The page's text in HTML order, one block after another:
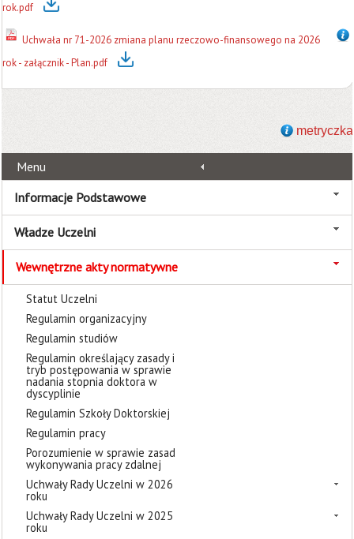
rok.pdf
Uchwała nr 71-2026 zmiana planu rzeczowo-finansowego na 2026
rok - załącznik - Plan.pdf
metryczka
Menu
Informacje Podstawowe
Władze Uczelni
Wewnętrzne akty normatywne
Statut Uczelni
Regulamin organizacyjny
Regulamin studiów
Regulamin określający zasady i
tryb postępowania w sprawie
nadania stopnia doktora w
dyscyplinie
Regulamin Szkoły Doktorskiej
Regulamin pracy
Porozumienie w sprawie zasad
wykonywania pracy zdalnej
Uchwały Rady Uczelni w 2026
roku
Uchwały Rady Uczelni w 2025
roku